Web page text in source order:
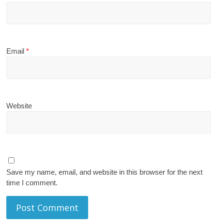
Email*
Website
Save my name, email, and website in this browser for the next
time I comment.